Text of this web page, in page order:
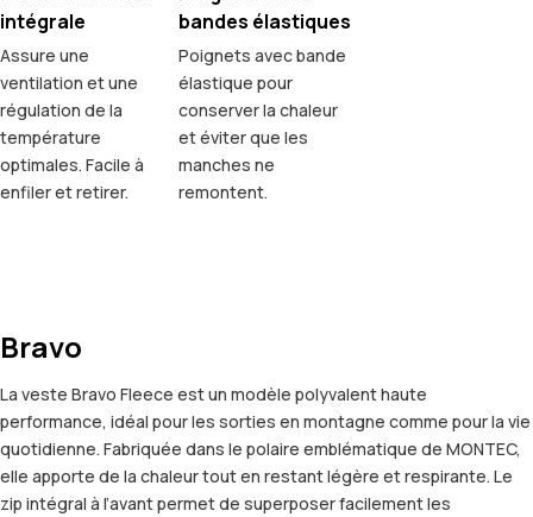
intégrale
Assure une
ventilation et une
régulation de la
température
optimales. Facile à
enfiler et retirer.
bandes élastiques
Poignets avec bande
élastique pour
conserver la chaleur
et éviter que les
manches ne
remontent.
Bravo
La veste Bravo Fleece est un modèle polyvalent haute
performance, idéal pour les sorties en montagne comme pour la vie
quotidienne. Fabriquée dans le polaire emblématique de MONTEC,
elle apporte de la chaleur tout en restant légère et respirante. Le
zip intégral à l’avant permet de superposer facilement les